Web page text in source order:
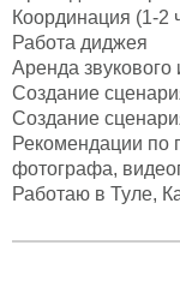
Координация (1-2
Работа диджея
Аренда звукового
Создание
Создание
Рекомендации
фотографа,
Работаю в Туле,